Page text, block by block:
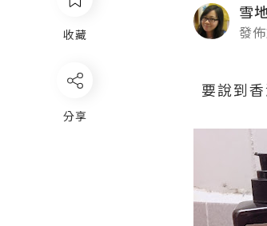
收藏
分享
雪
發
要說到